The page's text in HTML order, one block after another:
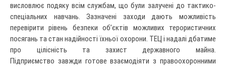
висловлює подяку всім службам, що були залучені до тактико-
спеціальних навчань. Зазначені заходи дають можливість
перевірити рівень безпеки об’єктів можливих терористичних
посягань та стан надійності їхньої охорони. ТЕЦ і надалі дбатиме
про цілісність та захист державного майна.
Підприємство завжди готове взаємодіяти з правоохоронними